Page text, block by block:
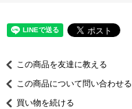
この商品を友達に教える
この商品について問い合わせる
買い物を続ける